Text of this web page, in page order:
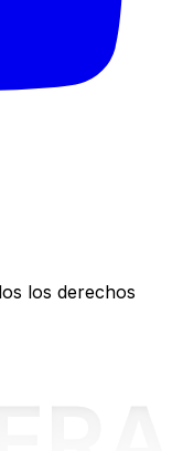
los derechos